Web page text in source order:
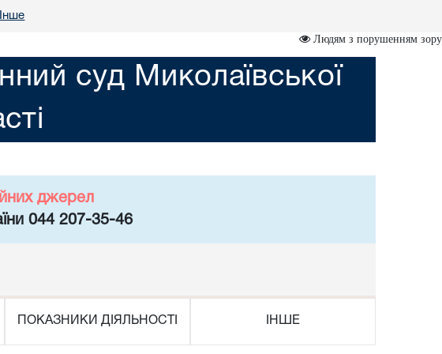
Інше
Людям з порушенням зору
суд Миколаївської
джерел
044 207-35-46
ПОКАЗНИКИ ДІЯЛЬНОСТІ ІНШЕ